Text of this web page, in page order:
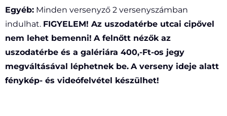
Egyéb: Minden versenyző 2 versenyszámban
indulhat. FIGYELEM! Az uszodatérbe utcai cipővel
nem lehet bemenni! A felnőtt nézők az
uszodatérbe és a galériára 400,-Ft-os jegy
megváltásával léphetnek be. A verseny ideje alatt
fénykép- és videófelvétel készülhet!